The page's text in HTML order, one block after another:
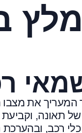
את מצבו
תאונה,
רכב,